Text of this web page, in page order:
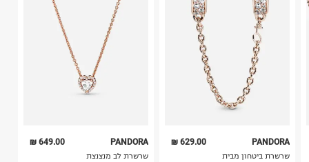
649.00 ₪
PANDORA
שרשרת לב מנצנצת
629.00 ₪
PANDORA
שרשרת ביטחון מבית